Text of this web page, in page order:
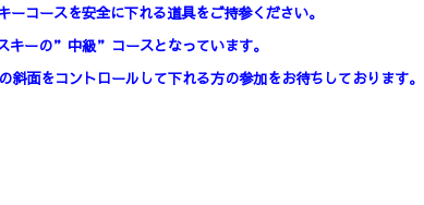
コースを安全に下れる道具をご持参ください。
キーの”中級”コースとなっています。
面をコントロールして下れる方の参加をお待ちしております。